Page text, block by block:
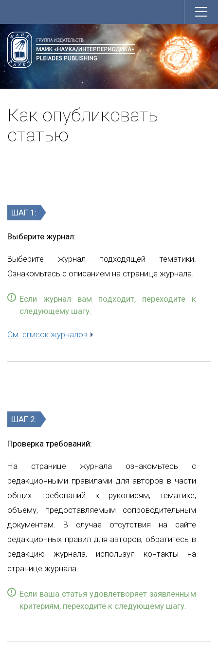
Как опубликовать
статью
ШАГ 1:
Выберите журнал:
Выберите журнал подходящей тематики.
Ознакомьтесь с описанием на странице журнала.
Если журнал вам подходит, переходите к
следующему шагу.
См. список журналов
ШАГ 2:
Проверка требований:
На странице журнала ознакомьтесь с
редакционными правилами для авторов в части
общих требований к рукописям, тематике,
объему, предоставляемым сопроводительным
документам. В случае отсутствия на сайте
редакционных правил для авторов, обратитесь в
редакцию журнала, используя контакты на
странице журнала.
Если ваша статья удовлетворяет заявленным
критериям, переходите к следующему шагу.